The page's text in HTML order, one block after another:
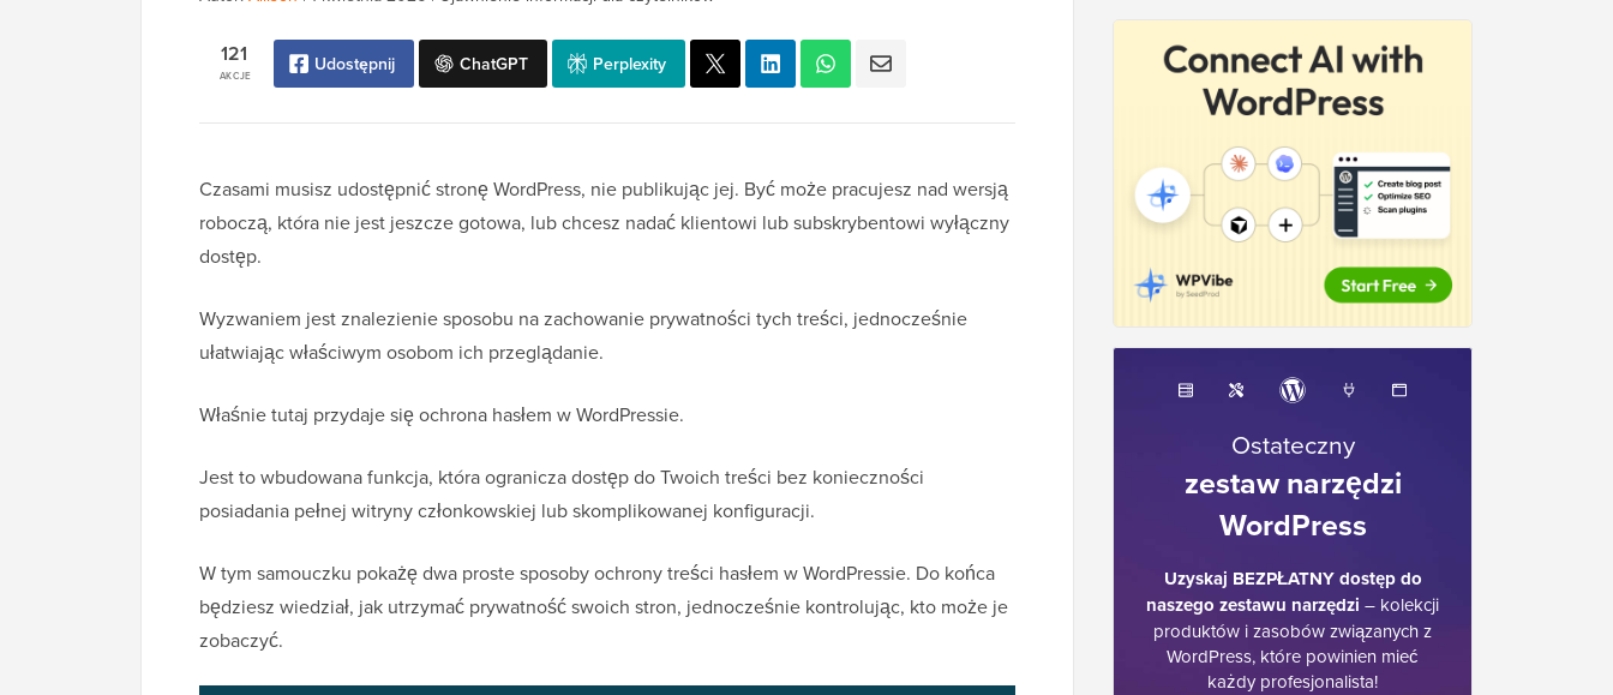
AKCJE
121 Udostępnij ChatGPT Perplexity
Czasami musisz udostępnić stronę WordPress, nie publikując jej. Być może pracujesz nad wersją
roboczą, która nie jest jeszcze gotowa, lub chcesz nadać klientowi lub subskrybentowi wyłączny
dostęp.
Wyzwaniem jest znalezienie sposobu na zachowanie prywatności tych treści, jednocześnie
ułatwiając właściwym osobom ich przeglądanie.
Właśnie tutaj przydaje się ochrona hasłem w WordPressie.
Jest to wbudowana funkcja, która ogranicza dostęp do Twoich treści bez konieczności
posiadania pełnej witryny członkowskiej lub skomplikowanej konfiguracji.
W tym samouczku pokażę dwa proste sposoby ochrony treści hasłem w WordPressie. Do końca
będziesz wiedział, jak utrzymać prywatność swoich stron, jednocześnie kontrolując, kto może je
zobaczyć.
Ostateczny
zestaw narzędzi
WordPress
Uzyskaj BEZPŁATNY dostęp do
naszego zestawu narzędzi – kolekcji
produktów i zasobów związanych z
WordPress, które powinien mieć
każdy profesjonalista!